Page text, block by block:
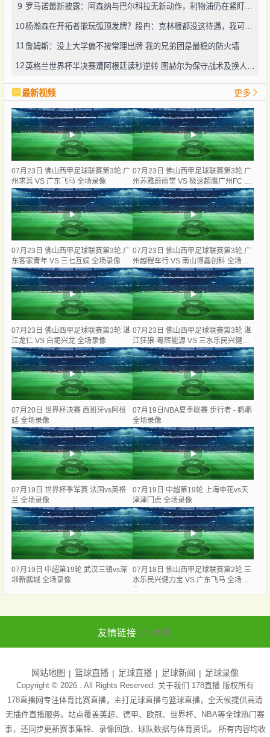
9 罗马诺最新披露：阿森纳与巴尔科拉无新动作，利物浦仍在紧盯目标
10 杨瀚森在开拓者能玩弧顶发牌？段冉：克林根都没这待遇，我可不太看好
11詹姆斯：没上大学偏不按常理出牌 我的兄弟团是最稳的防火墙
12
最新视频 更多
07月23日 佛山西甲足球联赛第3轮 广
州求其 VS 广东飞马 全场录像
07月23日 佛山西甲足球联赛第3轮 广
州苏雅蔚雨堂 VS 极速超鹰广州FC 全
场录像
07月23日 佛山西甲足球联赛第3轮 广
东客家青年 VS 三七互娱 全场录像
07月23日 佛山西甲足球联赛第3轮 广
州越程车行 VS 南山博鑫创科 全场录
像
07月23日 佛山西甲足球联赛第3轮 湛
江龙仁 VS 白坭兴龙 全场录像
07月23日 佛山西甲足球联赛第3轮 湛
江狂狼·粵辉能源 VS 三水乐民兴健力
宝 全场录像
07月20日 世界杯决赛 西班牙vs阿根
廷 全场录像
07月19日NBA夏季联赛 步行者 - 鹈鹕
全场录像
07月19日 世界杯季军赛 法国vs英格
兰 全场录像
07月19日 中超第19轮 上海申花vs天
津津门虎 全场录像
07月19日 中超第19轮 武汉三镇vs深
圳新鹏城 全场录像
07月18日 佛山西甲足球联赛第2轮 三
水乐民兴健力宝 VS 广东飞马 全场录
友情链接 178直播
网站地图 篮球直播 足球直播 足球新闻 足球录像
Copyright © 2026 . All Rights Reserved. 关于我们 178直播 版权所有
178直播网专注体育比赛直播，主打足球直播与篮球直播，全天候提供高清
无插件直播服务。站点覆盖英超、德甲、欧冠、世界杯、NBA等全球热门赛
事，还同步更新赛事集锦、录像回放、球队数据与体育资讯。 所有内容均收